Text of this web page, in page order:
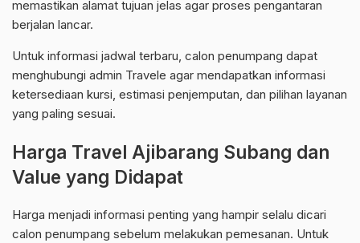
memastikan alamat tujuan jelas agar proses pengantaran
berjalan lancar.
Untuk informasi jadwal terbaru, calon penumpang dapat
menghubungi admin Travele agar mendapatkan informasi
ketersediaan kursi, estimasi penjemputan, dan pilihan layanan
yang paling sesuai.
Harga Travel Ajibarang Subang dan
Value yang Didapat
Harga menjadi informasi penting yang hampir selalu dicari
calon penumpang sebelum melakukan pemesanan. Untuk